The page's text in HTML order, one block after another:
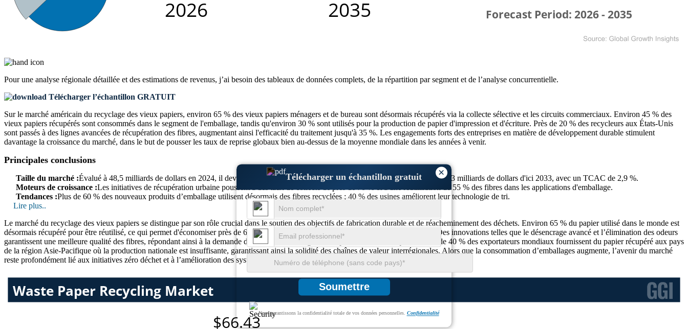
×
Télécharger un échantillon gratuit
Soumettre
Nous garantissons la confidentialité totale de vos données personnelles. Confidentialité
Pour une analyse régionale détaillée et des estimations de revenus, j’ai besoin des tableaux de données complets, de la répartition par segment et de l’analyse concurrentielle.
Télécharger l’échantillon GRATUIT
Sur le marché américain du recyclage des vieux papiers, environ 65 % des vieux papiers ménagers et de bureau sont désormais récupérés via la collecte sélective et les circuits commerciaux. Environ 45 % des
vieux papiers récupérés sont consommés dans le segment de l'emballage, tandis qu'environ 30 % sont utilisés pour la production de papier d'impression et d'écriture. Près de 20 % des recycleurs aux États-Unis
sont passés à des lignes avancées de récupération des fibres, augmentant ainsi l'efficacité du traitement jusqu'à 35 %. Les engagements forts des entreprises en matière de développement durable stimulent
davantage la croissance du marché, dans le but de pousser les taux de reprise globaux bien au-dessus de la moyenne mondiale dans les années à venir.
Principales conclusions
Taille du marché :Évalué à 48,5 milliards de dollars en 2024, il devrait atteindre 49,91 milliards de dollars en 2025 pour atteindre 62,73 milliards de dollars d'ici 2033, avec un TCAC de 2,9 %.
Moteurs de croissance :Les initiatives de récupération urbaine poussent à des taux de collecte de près de 70 % et à une réutilisation de 55 % des fibres dans les applications d'emballage.
Tendances :Plus de 60 % des nouveaux produits d’emballage utilisent désormais des fibres recyclées ; 40 % des usines améliorent leur technologie de tri.
Lire plus..
Le marché du recyclage des vieux papiers se distingue par son rôle crucial dans le soutien des objectifs de fabrication durable et de réacheminement des déchets. Environ 65 % du papier utilisé dans le monde est
désormais récupéré pour être réutilisé, ce qui permet d'économiser près de 60 % d'énergie par rapport à la production de papier vierge. Des innovations telles que le désencrage avancé et l’élimination des odeurs
garantissent une meilleure qualité des fibres, répondant ainsi à la demande de papier d’emballage et d’impression de haute qualité. Près de 40 % des exportateurs mondiaux fournissent du papier récupéré aux pays
de la région Asie-Pacifique où la production nationale est insuffisante, garantissant ainsi la solidité des chaînes de valeur interrégionales. Alors que la consommation d’emballages augmente, l’avenir du marché
reste profondément lié aux initiatives zéro déchet et à l’amélioration des systèmes de tri dans le monde entier.